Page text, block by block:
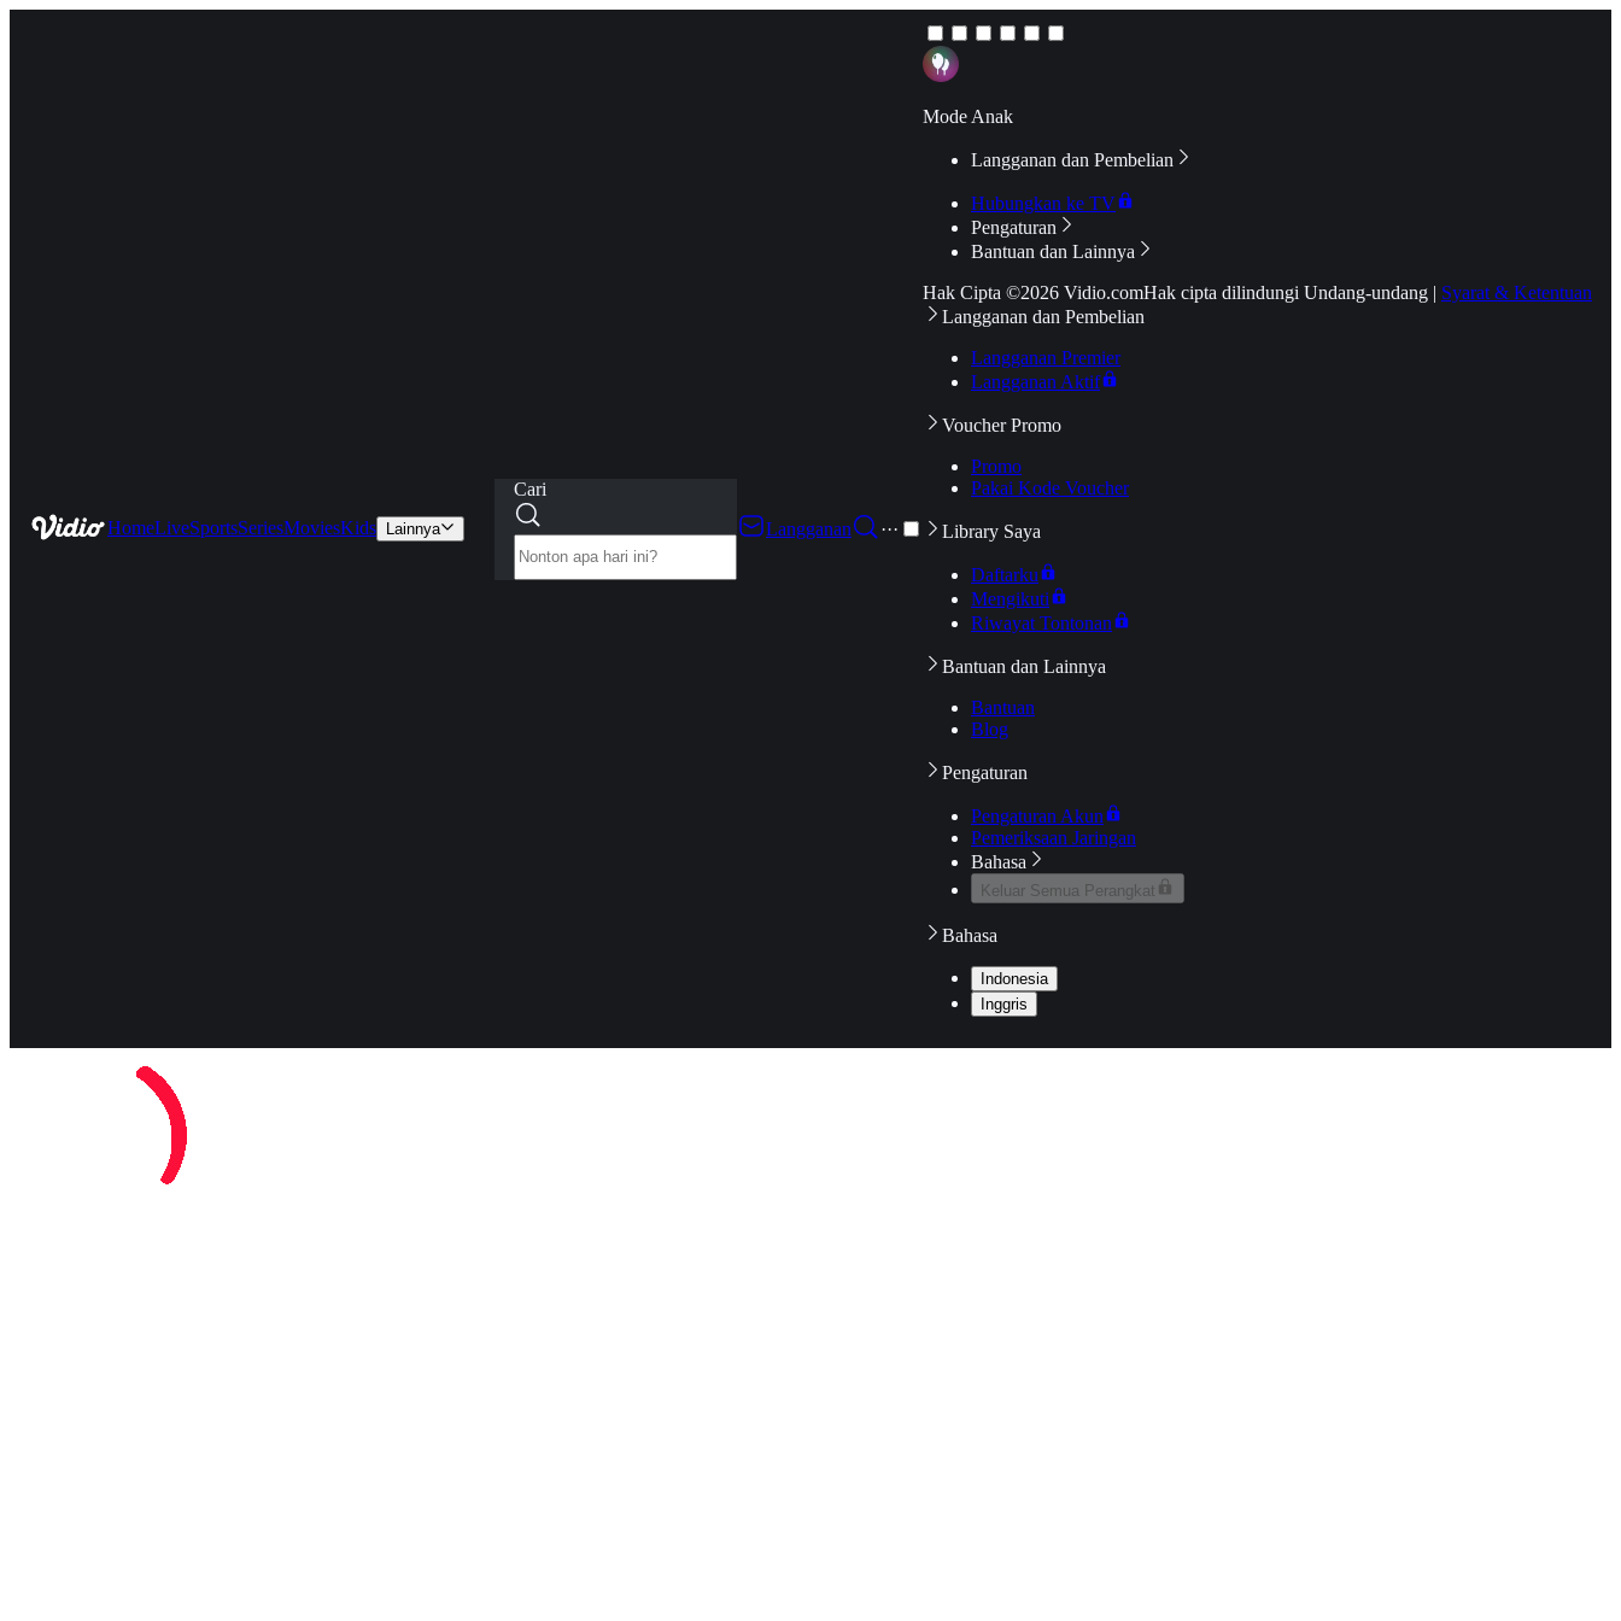
HomeLiveSportsSeriesMoviesKids Lainnya
Cari
Langganan
···
Mode Anak
Langganan dan Pembelian
Hubungkan ke TV
Pengaturan
Bantuan dan Lainnya
Hak Cipta ©2026 Vidio.comHak cipta dilindungi Undang-undang | Syarat & Ketentuan
Langganan dan Pembelian
Langganan Premier
Langganan Aktif
Voucher Promo
Promo
Pakai Kode Voucher
Library Saya
Daftarku
Mengikuti
Riwayat Tontonan
Bantuan dan Lainnya
Bantuan
Blog
Pengaturan
Pengaturan Akun
Pemeriksaan Jaringan
Bahasa
Keluar Semua Perangkat
Bahasa
Indonesia
Inggris